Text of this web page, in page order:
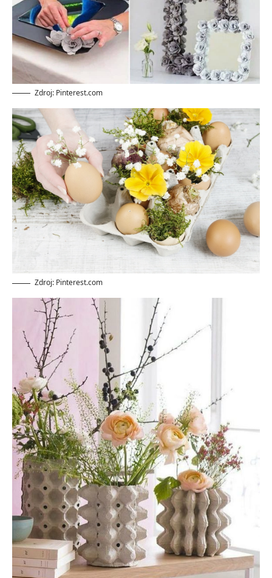
Zdroj: Pinterest.com
Zdroj: Pinterest.com